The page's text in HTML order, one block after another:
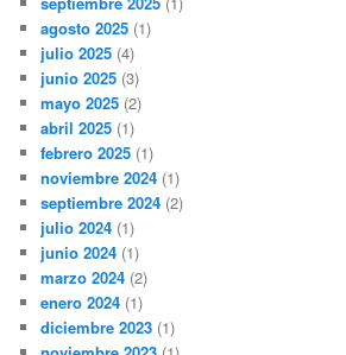
agosto 2025 (1)
julio 2025 (4)
junio 2025 (3)
mayo 2025 (2)
abril 2025 (1)
febrero 2025 (1)
noviembre 2024 (1)
septiembre 2024 (2)
julio 2024 (1)
junio 2024 (1)
marzo 2024 (2)
enero 2024 (1)
diciembre 2023 (1)